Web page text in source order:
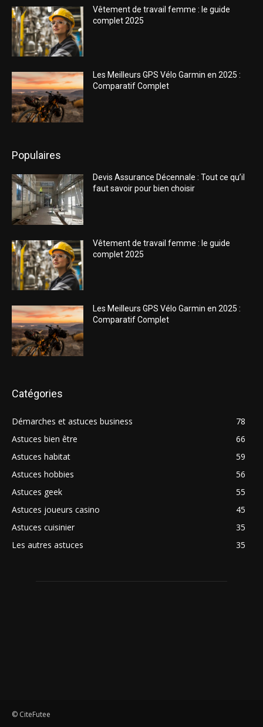
Vêtement de travail femme : le guide
complet 2025
Les Meilleurs GPS Vélo Garmin en 2025 :
Comparatif Complet
Populaires
Devis Assurance Décennale : Tout ce qu’il
faut savoir pour bien choisir
Vêtement de travail femme : le guide
complet 2025
Les Meilleurs GPS Vélo Garmin en 2025 :
Comparatif Complet
Catégories
Démarches et astuces business
78
Astuces bien être
66
Astuces habitat
59
Astuces hobbies
56
Astuces geek
55
Astuces joueurs casino
45
Astuces cuisinier
35
Les autres astuces
35
© CiteFutee